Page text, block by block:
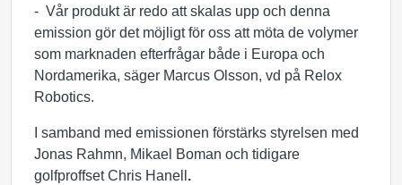
- Vår produkt är redo att skalas upp och denna
emission gör det möjligt för oss att möta de volymer
som marknaden efterfrågar både i Europa och
Nordamerika, säger Marcus Olsson, vd på Relox
Robotics.
I samband med emissionen förstärks styrelsen med
Jonas Rahmn, Mikael Boman och tidigare
golfproffset Chris Hanell .